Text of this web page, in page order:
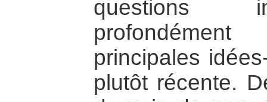
questions
principales
plutôt récente.